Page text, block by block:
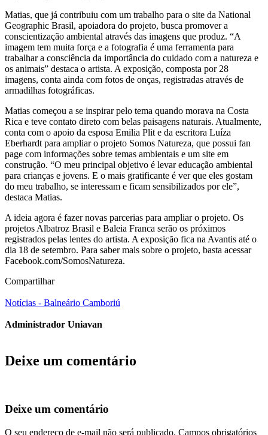
Matias, que já contribuiu com um trabalho para o site da National
Geographic Brasil, apoiadora do projeto, busca promover a
conscientização ambiental através das imagens que produz. “A
imagem tem muita força e a fotografia é uma ferramenta para
trabalhar a consciência da importância do cuidado com a natureza e
os animais” destaca o artista. A exposição, composta por 28
imagens, conta ainda com fotos de onças, registradas através de
armadilhas fotográficas.
Matias começou a se inspirar pelo tema quando morava na Costa
Rica e teve contato direto com belas paisagens naturais. Atualmente,
conta com o apoio da esposa Emilia Plit e da escritora Luíza
Eberhardt para ampliar o projeto Somos Natureza, que possui fan
page com informações sobre temas ambientais e um site em
construção. “O meu principal objetivo é levar educação ambiental
para crianças e jovens. E o mais gratificante é ver que eles gostam
do meu trabalho, se interessam e ficam sensibilizados por ele”,
destaca Matias.
A ideia agora é fazer novas parcerias para ampliar o projeto. Os
projetos Albatroz Brasil e Baleia Franca serão os próximos
registrados pelas lentes do artista. A exposição fica na Avantis até o
dia 18 de setembro. Para saber mais sobre o projeto, basta acessar
Facebook.com/SomosNatureza.
Compartilhar
Notícias - Balneário Camboriú
Administrador Uniavan
Deixe um comentário
Deixe um comentário
O seu endereço de e-mail não será publicado. Campos obrigatórios